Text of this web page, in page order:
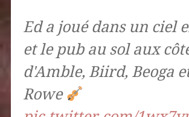
Ed a joué dans un ciel
et le pub au sol aux
d'Amble, Biird, Beoga
Rowe